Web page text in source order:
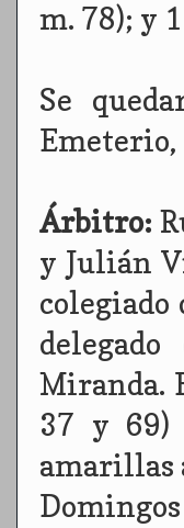
m. 78); y
Se
Emeterio,
Árbitro:
y Julián
colegiado
Miranda.
37 y 69)
amarillas